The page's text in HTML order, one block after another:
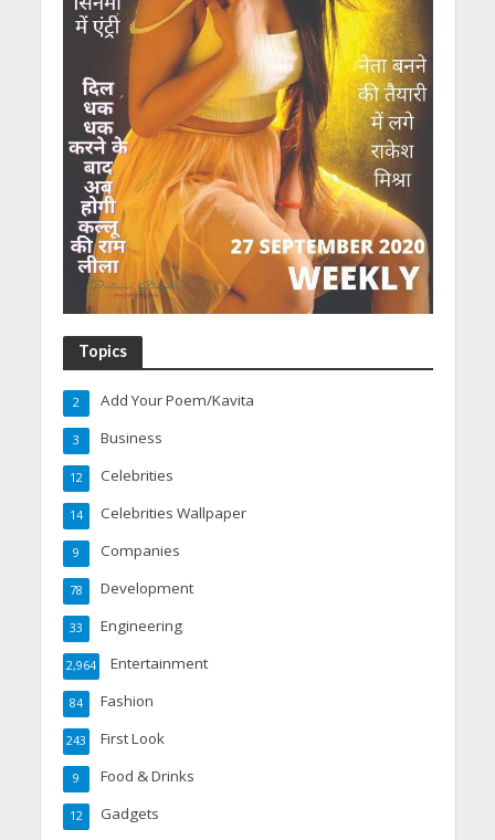
Topics
Add Your Poem/Kavita
2
Business
3
Celebrities
12
Celebrities Wallpaper
14
Companies
9
Development
78
Engineering
33
Entertainment
2,964
Fashion
84
First Look
243
Food & Drinks
9
Gadgets
12